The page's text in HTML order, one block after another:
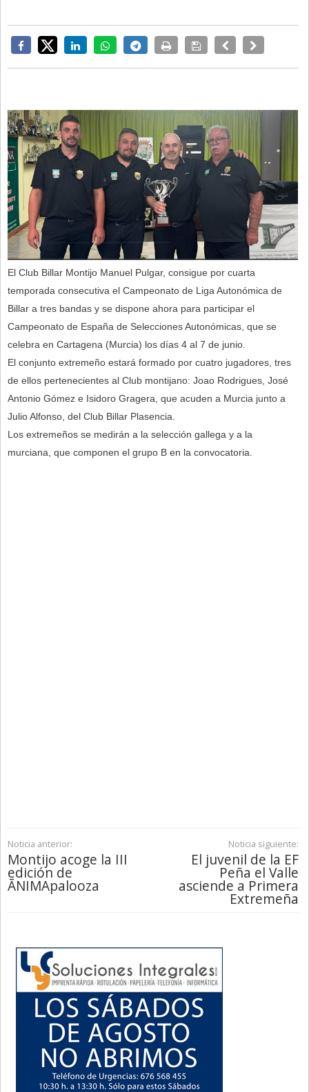
El Club Billar Montijo Manuel Pulgar, consigue por cuarta
temporada consecutiva el Campeonato de Liga Autonómica de
Billar a tres bandas y se dispone ahora para participar el
Campeonato de España de Selecciones Autonómicas, que se
celebra en Cartagena (Murcia) los días 4 al 7 de junio.
El conjunto extremeño estará formado por cuatro jugadores, tres
de ellos pertenecientes al Club montijano: Joao Rodrigues, José
Antonio Gómez e Isidoro Gragera, que acuden a Murcia junto a
Julio Alfonso, del Club Billar Plasencia.
Los extremeños se medirán a la selección gallega y a la
murciana, que componen el grupo B en la convocatoria.
Noticia anterior:
Montijo acoge la III
edición de
ĀNIMApalooza
Noticia siguiente:
El juvenil de la EF
Peña el Valle
asciende a Primera
Extremeña